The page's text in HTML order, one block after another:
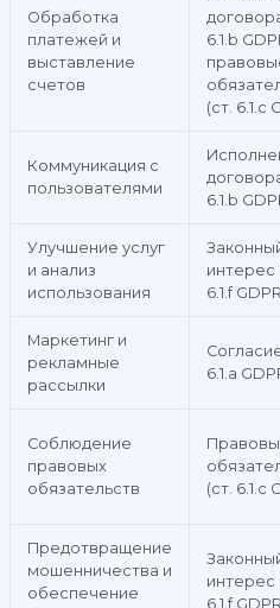
Обработка
платежей и
выставление
счетов
6.1.b
(ст. 6.1.c
Коммуникация с
пользователями
6.1.b
Улучшение услуг
и анализ
использования
интерес
6.1.f
Маркетинг и
рекламные
рассылки
6.1.a
Соблюдение
правовых
обязательств
(ст. 6.1.c
Предотвращение
мошенничества и
обеспечение
интерес
6.1.f